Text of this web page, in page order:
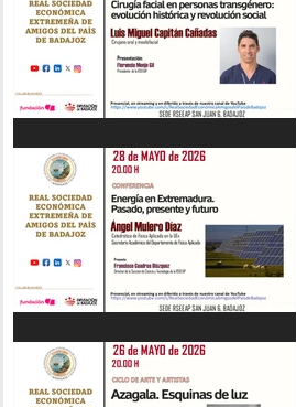
"Cirugía facial en personas
transgénero: evolución histórica y..."
Luis M. Capitán. 02/06/26
“Energía en Extremadura. Pasado,
presente y futuro” Ángel Mulero Díaz.
28/05/26